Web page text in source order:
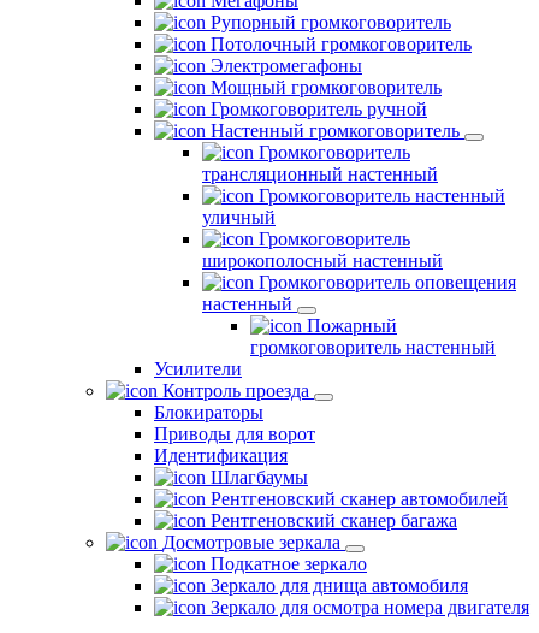
Рупорный громкоговоритель
Потолочный громкоговоритель
Электромегафоны
Мощный громкоговоритель
Громкоговоритель ручной
Настенный громкоговоритель
Громкоговоритель
трансляционный настенный
Громкоговоритель настенный
уличный
Громкоговоритель
широкополосный настенный
Громкоговоритель оповещения
настенный
Пожарный
громкоговоритель настенный
Усилители
Контроль проезда
Блокираторы
Приводы для ворот
Идентификация
Шлагбаумы
Рентгеновский сканер автомобилей
Рентгеновский сканер багажа
Досмотровые зеркала
Подкатное зеркало
Зеркало для днища автомобиля
Зеркало для осмотра номера двигателя